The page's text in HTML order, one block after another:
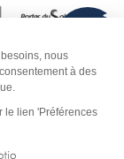
FANFOUÉ